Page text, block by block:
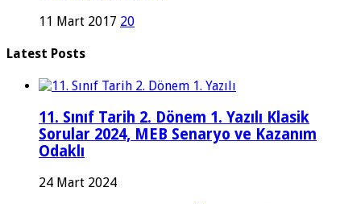
11 Mart 2017 20
Latest Posts
11. Sınıf Tarih 2. Dönem 1. Yazılı Klasik
Sorular 2024, MEB Senaryo ve Kazanım
Odaklı
24 Mart 2024